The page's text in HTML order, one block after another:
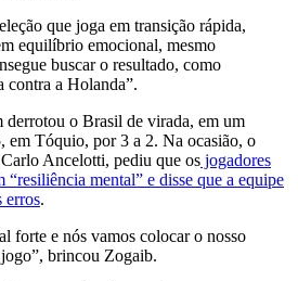
que joga em transição rápida,
equilíbrio emocional, mesmo
buscar o resultado, como
contra a Holanda”.
derrotou o Brasil de virada, em um
em Tóquio, por 3 a 2. Na ocasião, o
Ancelotti, pediu que os jogadores
“resiliência mental” e disse que a equipe
erros.
forte e nós vamos colocar o nosso
brincou Zogaib.